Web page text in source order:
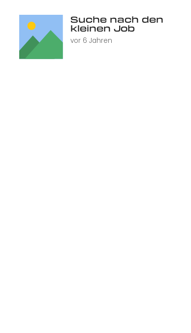
Suche nach den
kleinen Job
vor 6 Jahren